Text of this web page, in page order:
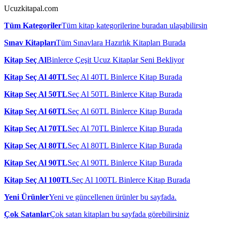
Ucuzkitapal.com
Tüm KategorilerTüm kitap kategorilerine buradan ulaşabilirsin
Sınav KitaplarıTüm Sınavlara Hazırlık Kitapları Burada
Kitap Seç AlBinlerce Çeşit Ucuz Kitaplar Seni Bekliyor
Kitap Seç Al 40TLSeç Al 40TL Binlerce Kitap Burada
Kitap Seç Al 50TLSeç Al 50TL Binlerce Kitap Burada
Kitap Seç Al 60TLSeç Al 60TL Binlerce Kitap Burada
Kitap Seç Al 70TLSeç Al 70TL Binlerce Kitap Burada
Kitap Seç Al 80TLSeç Al 80TL Binlerce Kitap Burada
Kitap Seç Al 90TLSeç Al 90TL Binlerce Kitap Burada
Kitap Seç Al 100TLSeç Al 100TL Binlerce Kitap Burada
Yeni ÜrünlerYeni ve güncellenen ürünler bu sayfada.
Çok SatanlarÇok satan kitapları bu sayfada görebilirsiniz